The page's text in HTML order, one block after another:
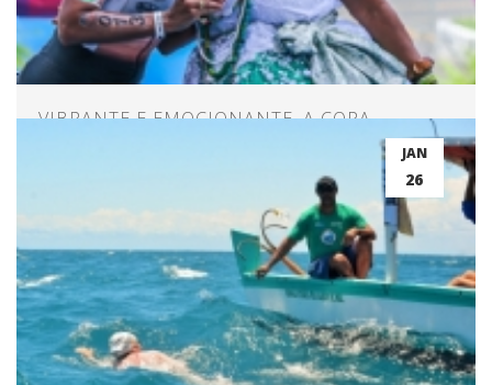
VIBRANTE E EMOCIONANTE, A COPA
NORDESTE DE TRIATHLON EM SALVADOR!
JAN
26